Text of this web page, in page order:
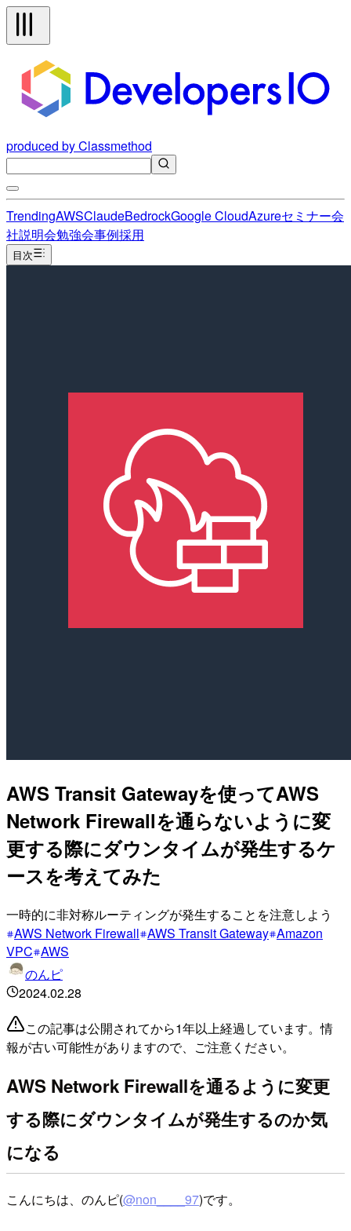
produced by Classmethod
TrendingAWSClaudeBedrockGoogle CloudAzureセミナー会
社説明会勉強会事例採用
目次
AWS Transit Gatewayを使ってAWS
Network Firewallを通らないように変
更する際にダウンタイムが発生するケ
ースを考えてみた
一時的に非対称ルーティングが発生することを注意しよう
AWS Network Firewall AWS Transit Gateway Amazon
VPC AWS
のんピ
2024.02.28
この記事は公開されてから1年以上経過しています。情
報が古い可能性がありますので、ご注意ください。
AWS Network Firewallを通るように変更
する際にダウンタイムが発生するのか気
になる
こんにちは、のんピ(@non____97)です。